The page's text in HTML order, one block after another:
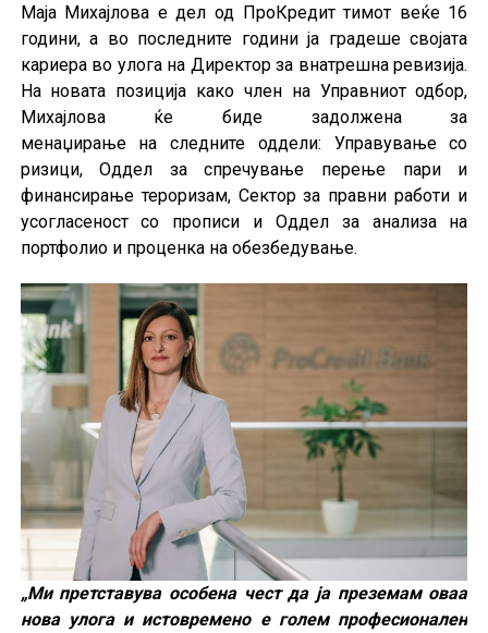
Маја Михајлова е дел од ПроКредит тимот веќе 16
години, а во последните години ја градеше својата
кариера во улога на Директор за внатрешна ревизија.
На новата позиција како член на Управниот одбор,
Михајлова ќе биде задолжена за
менаџирање на следните оддели: Управување со
ризици, Оддел за спречување перење пари и
финансирање тероризам, Сектор за правни работи и
усогласеност со прописи и Оддел за анализа на
портфолио и проценка на обезбедување.
„Ми претставува особена чест да ја преземам оваа
нова улога и истовремено е голем професионален